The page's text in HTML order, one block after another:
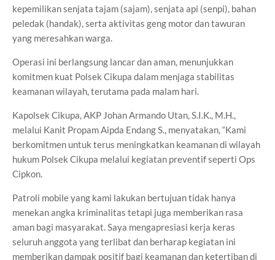
kepemilikan senjata tajam (sajam), senjata api (senpi), bahan
peledak (handak), serta aktivitas geng motor dan tawuran
yang meresahkan warga.
Operasi ini berlangsung lancar dan aman, menunjukkan
komitmen kuat Polsek Cikupa dalam menjaga stabilitas
keamanan wilayah, terutama pada malam hari.
Kapolsek Cikupa, AKP Johan Armando Utan, S.I.K., M.H.,
melalui Kanit Propam Aipda Endang S., menyatakan, “Kami
berkomitmen untuk terus meningkatkan keamanan di wilayah
hukum Polsek Cikupa melalui kegiatan preventif seperti Ops
Cipkon.
Patroli mobile yang kami lakukan bertujuan tidak hanya
menekan angka kriminalitas tetapi juga memberikan rasa
aman bagi masyarakat. Saya mengapresiasi kerja keras
seluruh anggota yang terlibat dan berharap kegiatan ini
memberikan dampak positif bagi keamanan dan ketertiban di